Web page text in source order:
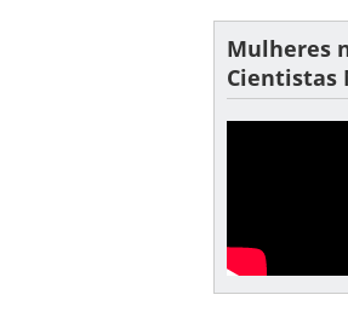
Mulheres
Cientistas